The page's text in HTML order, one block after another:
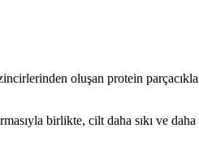
oluşan protein
birlikte, cilt daha sıkı ve